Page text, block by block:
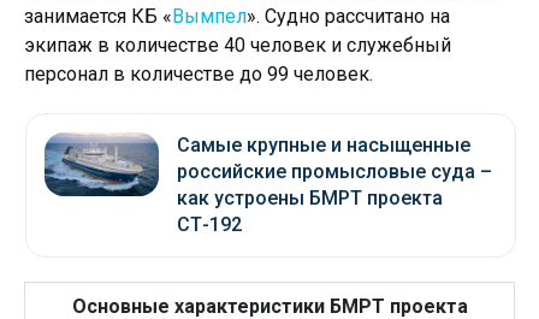
занимается КБ «Вымпел». Судно рассчитано на
экипаж в количестве 40 человек и служебный
персонал в количестве до 99 человек.
Самые крупные и насыщенные
российские промысловые суда –
как устроены БМРТ проекта
СТ-192
Основные характеристики БМРТ проекта